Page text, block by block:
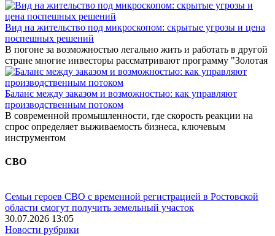
Вид на жительство под микроскопом: скрытые угрозы и цена
поспешных решений
В погоне за возможностью легально жить и работать в другой
стране многие инвесторы рассматривают программу "Золотая
Баланс между заказом и возможностью: как управляют
производственным потоком
В современной промышленности, где скорость реакции на
спрос определяет выживаемость бизнеса, ключевым
инструментом
СВО
Семьи героев СВО с временной регистрацией в Ростовской
области смогут получить земельный участок
30.07.2026 13:05
Новости рубрики